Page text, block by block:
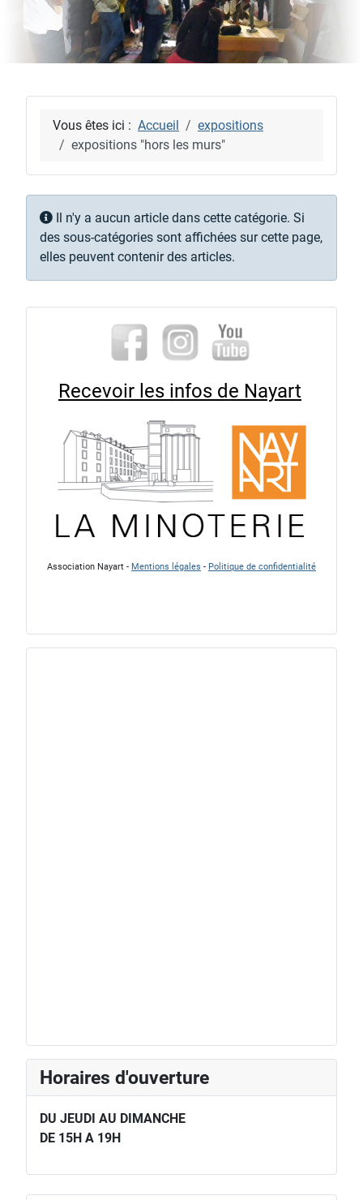
Vous êtes ici : Accueil
expositions
expositions "hors les murs"
Information
Il n'y a aucun article dans cette catégorie. Si
des sous-catégories sont affichées sur cette page,
elles peuvent contenir des articles.
Recevoir les infos de Nayart
Association Nayart - Mentions légales - Politique de confidentialité
Horaires d'ouverture
DU JEUDI AU DIMANCHE
DE 15H A 19H